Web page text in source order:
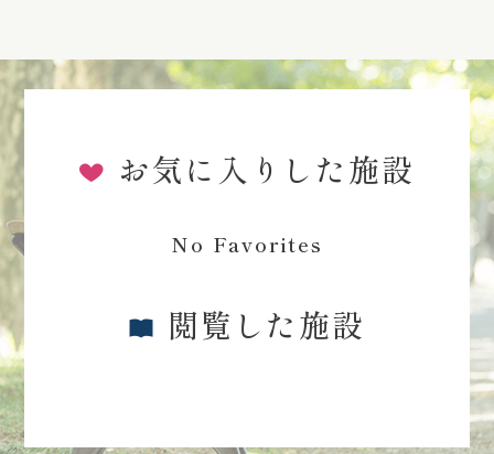
お気に入りした施設
No Favorites
閲覧した施設